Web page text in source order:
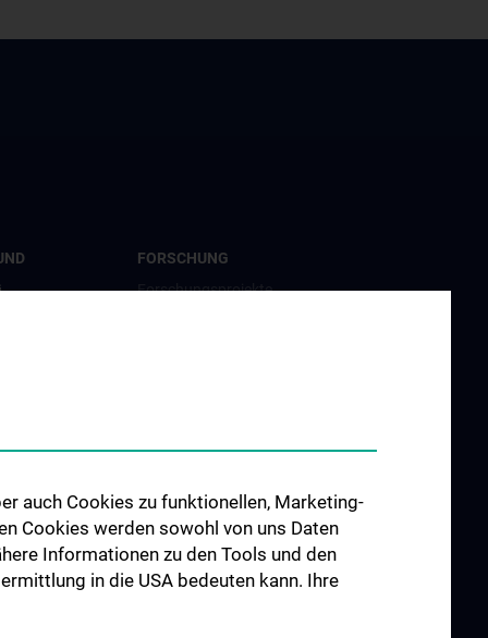
FORSCHUNG
Forschungsprojekte
auch Cookies zu funktionellen, Marketing-
Cookies werden sowohl von uns Daten
Informationen zu den Tools und den
in die USA bedeuten kann. Ihre